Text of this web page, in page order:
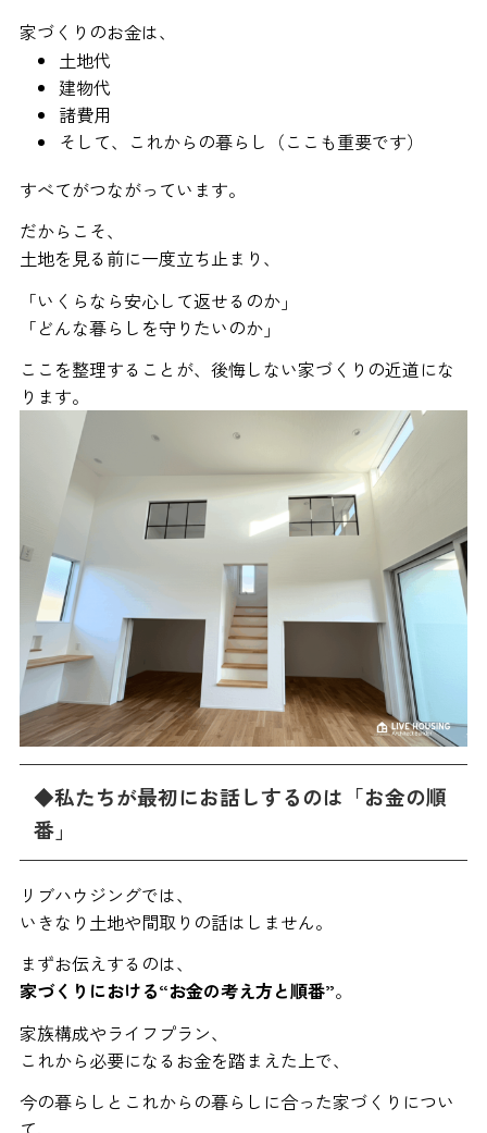
家づくりのお金は、
土地代
建物代
諸費用
そして、これからの暮らし（ここも重要です）
すべてがつながっています。
だからこそ、
土地を見る前に一度立ち止まり、
「いくらなら安心して返せるのか」
「どんな暮らしを守りたいのか」
ここを整理することが、後悔しない家づくりの近道にな
ります。
◆私たちが最初にお話しするのは「お金の順
番」
リブハウジングでは、
いきなり土地や間取りの話はしません。
まずお伝えするのは、
家づくりにおける“お金の考え方と順番”。
家族構成やライフプラン、
これから必要になるお金を踏まえた上で、
今の暮らしとこれからの暮らしに合った家づくりについ